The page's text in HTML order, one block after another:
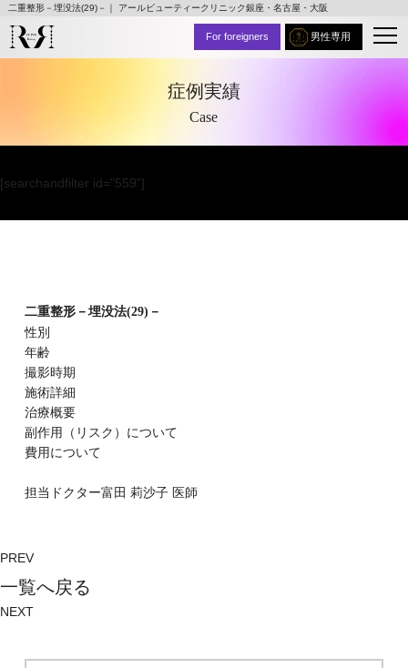
二重整形－埋没法(29)－｜ アールビューティークリニック銀座・名古屋・大阪
男性専用
For foreigners
症例実績
Case
[searchandfilter id="559"]
二重整形－埋没法(29)－
性別
年齢
撮影時期
施術詳細
治療概要
副作⽤（リスク）について
費⽤について
担当ドクター富⽥ 莉沙⼦医師
PREV
⼀覧へ戻る
NEXT